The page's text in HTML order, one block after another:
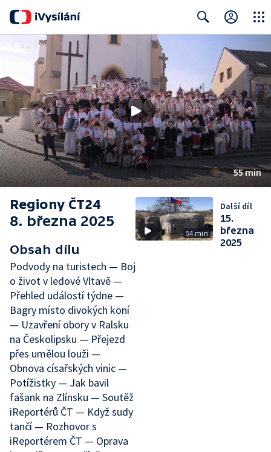
55 min
Regiony ČT24
8. března 2025
Obsah dílu
Podvody na turistech — Boj
o život v ledové Vltavě —
Přehled událostí týdne —
Bagry místo divokých koní
— Uzavření obory v Ralsku
na Českolipsku — Přejezd
přes umělou louži —
Obnova císařských vinic —
Potížistky — Jak bavil
fašank na Zlínsku — Soutěž
iReportérů ČT — Když sudy
tančí — Rozhovor s
iReportérem ČT — Oprava
54 min
Další díl
15.
března
2025